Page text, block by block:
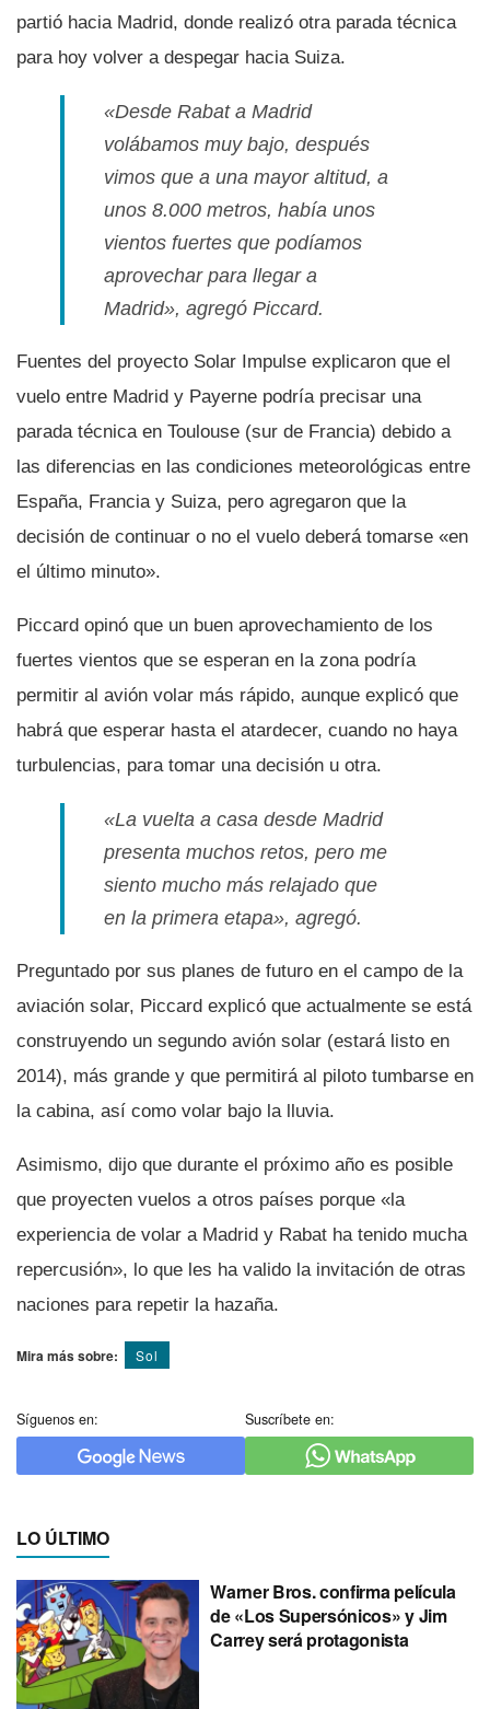
partió hacia Madrid, donde realizó otra parada técnica
para hoy volver a despegar hacia Suiza.
«Desde Rabat a Madrid
volábamos muy bajo, después
vimos que a una mayor altitud, a
unos 8.000 metros, habí­a unos
vientos fuertes que podí­amos
aprovechar para llegar a
Madrid», agregó Piccard.
Fuentes del proyecto Solar Impulse explicaron que el
vuelo entre Madrid y Payerne podrí­a precisar una
parada técnica en Toulouse (sur de Francia) debido a
las diferencias en las condiciones meteorológicas entre
España, Francia y Suiza, pero agregaron que la
decisión de continuar o no el vuelo deberá tomarse «en
el último minuto».
Piccard opinó que un buen aprovechamiento de los
fuertes vientos que se esperan en la zona podrí­a
permitir al avión volar más rápido, aunque explicó que
habrá que esperar hasta el atardecer, cuando no haya
turbulencias, para tomar una decisión u otra.
«La vuelta a casa desde Madrid
presenta muchos retos, pero me
siento mucho más relajado que
en la primera etapa», agregó.
Preguntado por sus planes de futuro en el campo de la
aviación solar, Piccard explicó que actualmente se está
construyendo un segundo avión solar (estará listo en
2014), más grande y que permitirá al piloto tumbarse en
la cabina, así­ como volar bajo la lluvia.
Asimismo, dijo que durante el próximo año es posible
que proyecten vuelos a otros paí­ses porque «la
experiencia de volar a Madrid y Rabat ha tenido mucha
repercusión», lo que les ha valido la invitación de otras
naciones para repetir la hazaña.
Mira más sobre: Sol
Síguenos en: Suscríbete en:
LO ÚLTIMO
Warner Bros. confirma película
de «Los Supersónicos» y Jim
Carrey será protagonista